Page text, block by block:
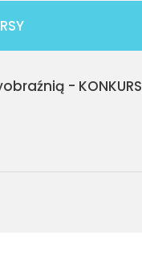
- KONKURS